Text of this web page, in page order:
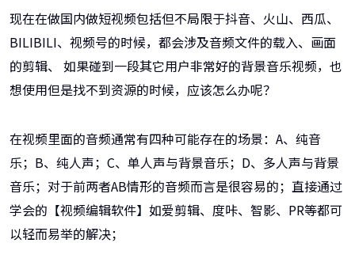
现在在做国内做短视频包括但不局限于抖音、火山、西瓜、
BILIBILI、视频号的时候，都会涉及音频文件的载入、画面
的剪辑、 如果碰到一段其它用户非常好的背景音乐视频，也
想使用但是找不到资源的时候，应该怎么办呢？
在视频里面的音频通常有四种可能存在的场景：A、纯音
乐；B、纯人声；C、单人声与背景音乐；D、多人声与背景
音乐；对于前两者AB情形的音频而言是很容易的；直接通过
学会的【视频编辑软件】如爱剪辑、度咔、智影、PR等都可
以轻而易举的解决；